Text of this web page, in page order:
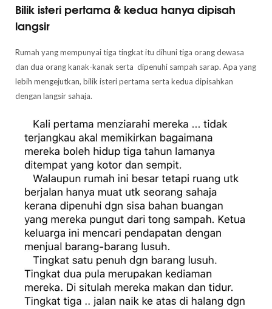
Bilik isteri pertama & kedua hanya dipisah
langsir
Rumah yang mempunyai tiga tingkat itu dihuni tiga orang dewasa
dan dua orang kanak-kanak serta dipenuhi sampah sarap. Apa yang
lebih mengejutkan, bilik isteri pertama serta kedua dipisahkan
dengan langsir sahaja.